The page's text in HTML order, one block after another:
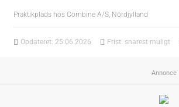
Praktikplads hos Combine A/S, Nordjylland
Opdateret: 25.06.2026 Frist: snarest muligt